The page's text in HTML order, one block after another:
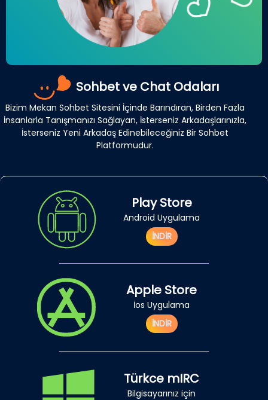
Sohbet ve Chat Odaları
Bizim Mekan Sohbet Sitesini İçinde Barındıran, Birden Fazla
İnsanlarla Tanışmanızı Sağlayan, İsterseniz Arkadaşlarınızla,
İsterseniz Yeni Arkadaş Edinebileceğiniz Bir Sohbet
Platformudur.
Play Store
Android Uygulama
İNDİR
Apple Store
İos Uygulama
İNDİR
Türkce mIRC
Bilgisayarınız için